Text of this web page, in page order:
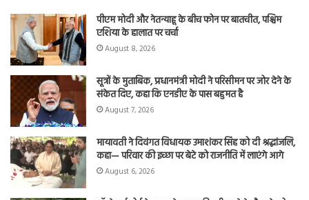
पीएम मोदी और नेतन्याहू के बीच फोन पर बातचीत, पश्चिम
एशिया के हालात पर चर्चा
August 8, 2026
सूत्रों के मुताबिक, प्रधानमंत्री मोदी ने परिसीमन पर जोर देने के
संकेत दिए, कहा कि एनडीए के पास बहुमत है
August 7, 2026
मायावती ने दिवंगत विधायक उमाशंकर सिंह को दी श्रद्धांजलि,
कहा— परिवार की इच्छा पर बेटे को राजनीति में लाएंगे आगे
August 6, 2026